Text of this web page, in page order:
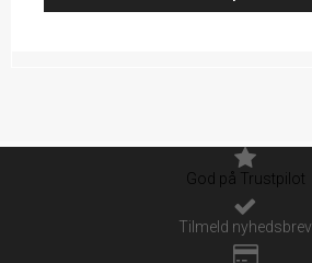
God på Trustpilot
Tilmeld nyhedsbrev